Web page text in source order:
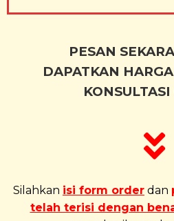
PESAN
DAPATKAN
Silahkan isi form order dan
telah terisi dengan